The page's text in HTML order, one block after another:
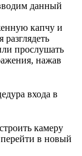
данный
капчу и
разглядеть
прослушать
нажав
входа в
камеру
перейти в новый